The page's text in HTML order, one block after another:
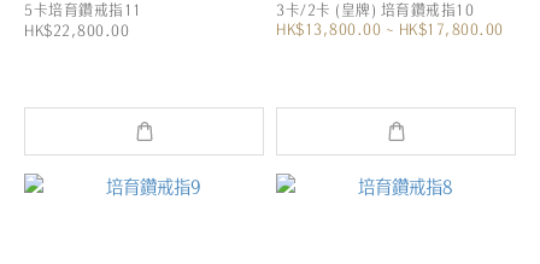
5卡培育鑽戒指11
HK$22,800.00
3卡/2卡 (皇牌) 培育鑽戒指10
HK$13,800.00 ~ HK$17,800.00